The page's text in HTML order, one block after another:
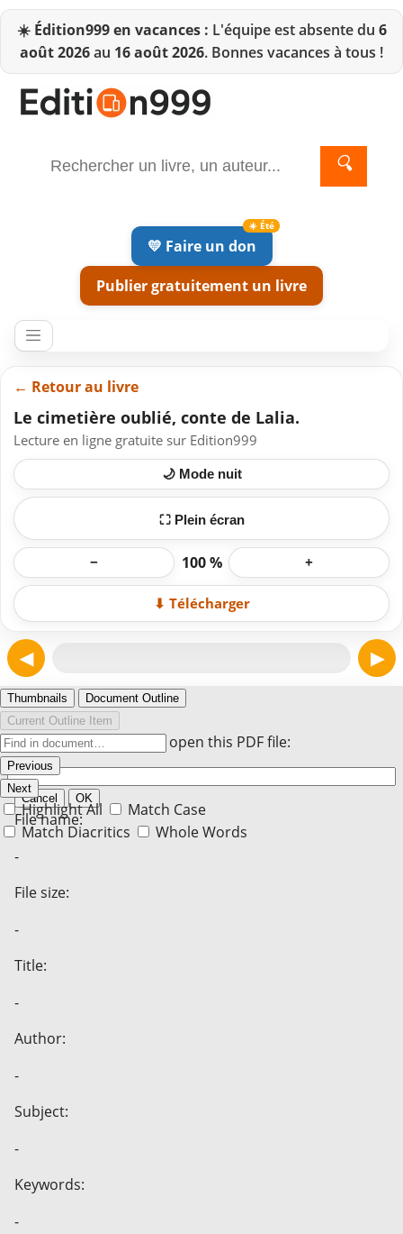
☀️ Édition999 en vacances : L'équipe est absente du 6
août 2026au 16 août 2026. Bonnes vacances à tous !
🔍
💛 Faire un don
Publier gratuitement un livre
← Retour au livre
Le cimetière oublié, conte de Lalia.
Lecture en ligne gratuite sur Edition999
🌙 Mode nuit
⛶ Plein écran
− 100 % +
⬇ Télécharger
◀ ▶
Thumbnails
Document Outline
Current Outline Item
Previous
Next
Highlight All
Match Case
Match Diacritics
Whole Words
Enter the password to open this PDF file:
Cancel OK
File name:
-
File size:
-
Title:
-
Author:
-
Subject:
-
Keywords:
-